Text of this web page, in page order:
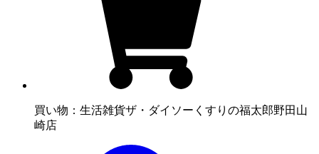
買い物：生活雑貨ザ・ダイソーくすりの福太郎野田山
崎店